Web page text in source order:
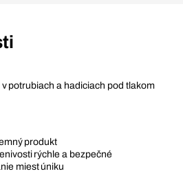
potrubiach a hadiciach pod tlakom
produkt
rýchle a bezpečné
miest úniku